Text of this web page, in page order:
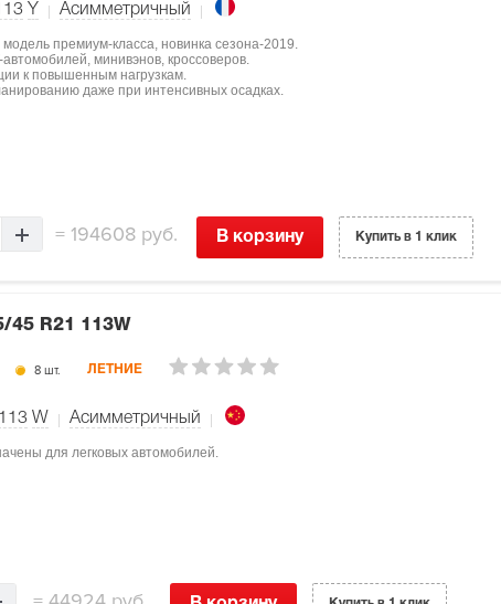
Y Асимметричный
премиум-класса, новинка сезона-2019.
минивэнов, кроссоверов.
к повышенным нагрузкам.
даже при интенсивных осадках.
= 194608 руб. В корзину Купить в 1 клик
45 R21 113W
8 шт. ЛЕТНИЕ
113 W Асимметричный
для легковых автомобилей.